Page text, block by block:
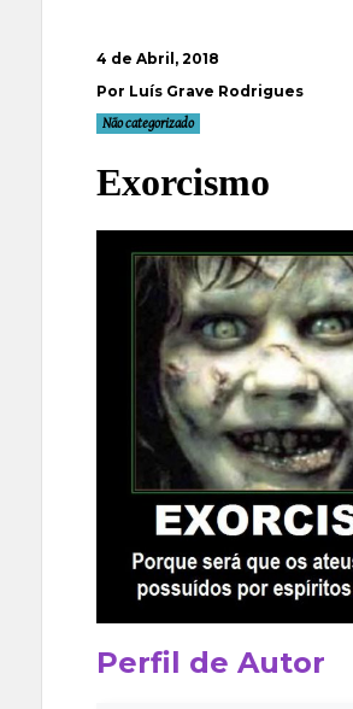
4 de Abril, 2018
Por Luís Grave Rodrigues
Não categorizado
Exorcismo
Perfil de Autor